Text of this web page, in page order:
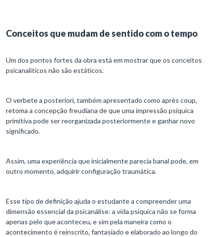
Conceitos que mudam de sentido com o tempo
Um dos pontos fortes da obra está em mostrar que os conceitos
psicanalíticos não são estáticos.
O verbete a posteriori, também apresentado como après coup,
retoma a concepção freudiana de que uma impressão psíquica
primitiva pode ser reorganizada posteriormente e ganhar novo
significado.
Assim, uma experiência que inicialmente parecia banal pode, em
outro momento, adquirir configuração traumática.
Esse tipo de definição ajuda o estudante a compreender uma
dimensão essencial da psicanálise: a vida psíquica não se forma
apenas pelo que aconteceu, e sim pela maneira como o
acontecimento é reinscrito, fantasiado e elaborado ao longo do